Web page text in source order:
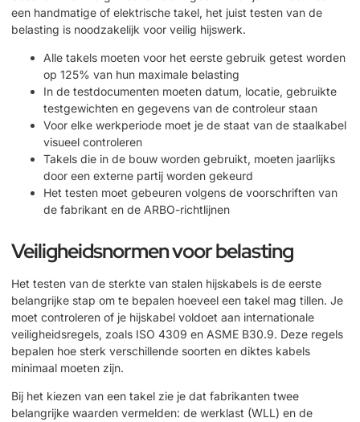
een handmatige of elektrische takel, het juist testen van de
belasting is noodzakelijk voor veilig hijswerk.
Alle takels moeten voor het eerste gebruik getest worden
op 125% van hun maximale belasting
In de testdocumenten moeten datum, locatie, gebruikte
testgewichten en gegevens van de controleur staan
Voor elke werkperiode moet je de staat van de staalkabel
visueel controleren
Takels die in de bouw worden gebruikt, moeten jaarlijks
door een externe partij worden gekeurd
Het testen moet gebeuren volgens de voorschriften van
de fabrikant en de ARBO-richtlijnen
Veiligheidsnormen voor belasting
Het testen van de sterkte van stalen hijskabels is de eerste
belangrijke stap om te bepalen hoeveel een takel mag tillen. Je
moet controleren of je hijskabel voldoet aan internationale
veiligheidsregels, zoals ISO 4309 en ASME B30.9. Deze regels
bepalen hoe sterk verschillende soorten en diktes kabels
minimaal moeten zijn.
Bij het kiezen van een takel zie je dat fabrikanten twee
belangrijke waarden vermelden: de werklast (WLL) en de